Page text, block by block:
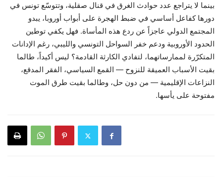
بينما لا يتراجع عدد حوادث الغرق في قنال صقلية، وتتوسّع تونس في
دورها كفاعل أساسي في ضبط الهجرة على أبواب أوروبا، يبدو
المجتمع الدولي عاجزاً عن ردع هذه المأساة. فهل يكفي توطين
الحدود الأوروبية ودعم خفر السواحل التونسي والليبي، رغم الإدانات
المتكرّرة لممارساتهما، لتفادي الكارثة القادمة؟ ليس أكيداً، طالما
بقيت الأسباب العميقة للنزوح — القمع السياسي، الفقر المدقع،
النزاعات الإقليمية — من دون حل، وطالما بقيت طرق الموت
مفتوحة على يأسها.